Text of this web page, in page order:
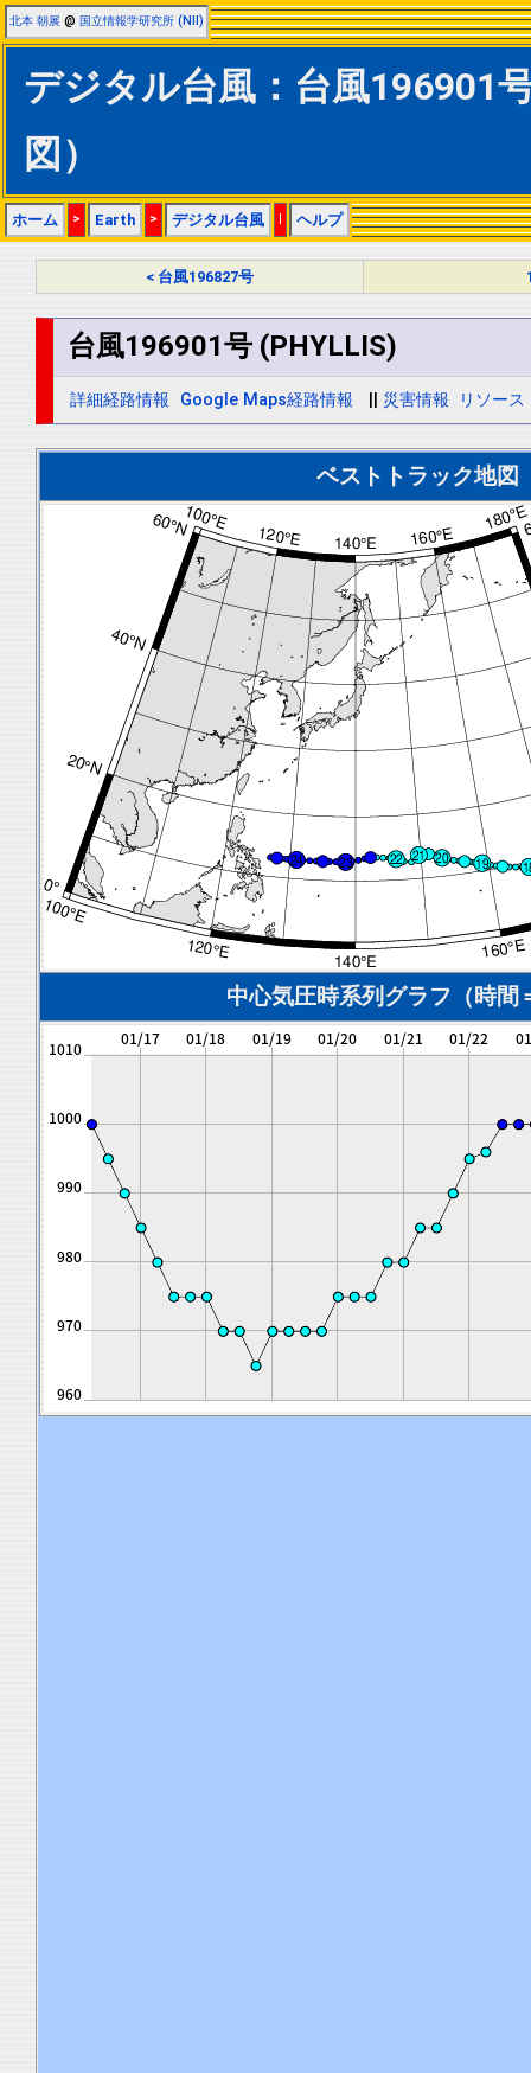
北本 朝展 @ 国立情報学研究所 (NII)
デジタル台風：台風196901
図）
ホーム > Earth > デジタル台風 | ヘルプ
< 台風196827号
台風196901号 (PHYLLIS)
詳細経路情報 Google Maps経路情報 災害情報 リソース
ベストトラック地図
中心気圧時系列グラフ（時間